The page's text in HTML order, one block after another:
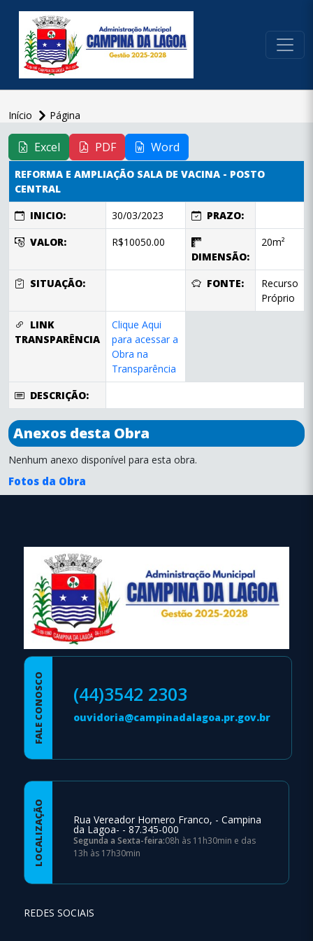
Início
Página
principalExcel PDF Word
REFORMA E AMPLIAÇÃO SALA DE VACINA - POSTO
CENTRAL
INICIO:
30/03/2023
PRAZO:
VALOR:
R$10050.00
DIMENSÃO:
20m²
SITUAÇÃO: FONTE:
Recurso
Próprio
LINK
TRANSPARÊNCIA
Clique Aqui
para acessar a
Obra na
Transparência
DESCRIÇÃO:
Anexos desta Obra
Nenhum anexo disponível para esta obra.
Fotos da Obra
FALE CONOSCO (44)3542 2303
ouvidoria@campinadalagoa.pr.gov.br
LOCALIZAÇÃO Rua Vereador Homero Franco, - Campina
da Lagoa- - 87.345-000
Segunda a Sexta-feira:08h às 11h30min e das
13h às 17h30min
REDES SOCIAIS